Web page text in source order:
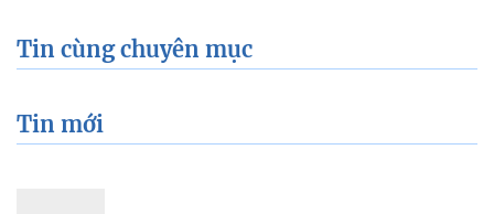
Tin cùng chuyên mục
Tin mới